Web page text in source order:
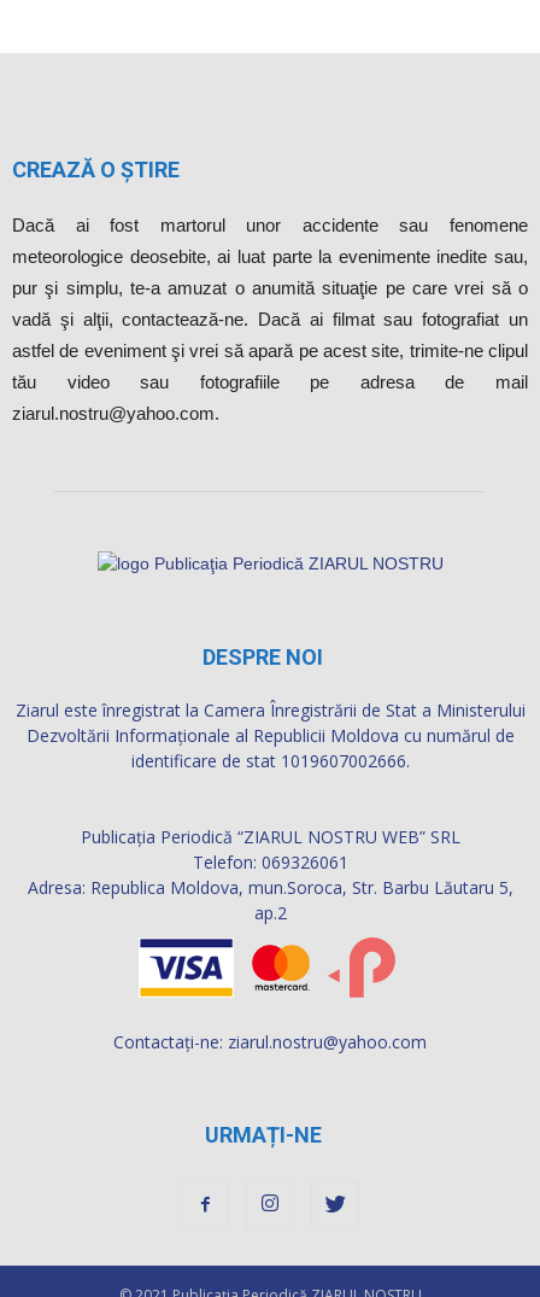
CREAZĂ O ȘTIRE
Dacă ai fost martorul unor accidente sau fenomene
meteorologice deosebite, ai luat parte la evenimente inedite sau,
pur şi simplu, te-a amuzat o anumită situaţie pe care vrei să o
vadă şi alţii, contactează-ne. Dacă ai filmat sau fotografiat un
astfel de eveniment şi vrei să apară pe acest site, trimite-ne clipul
tău video sau fotografiile pe adresa de mail
ziarul.nostru@yahoo.com.
DESPRE NOI
Ziarul este înregistrat la Camera Înregistrării de Stat a Ministerului
Dezvoltării Informaţionale al Republicii Moldova cu numărul de
identificare de stat 1019607002666.
Publicația Periodică “ZIARUL NOSTRU WEB” SRL
Telefon: 069326061
Adresa: Republica Moldova, mun.Soroca, Str. Barbu Lăutaru 5,
ap.2
Contactați-ne: ziarul.nostru@yahoo.com
URMAȚI-NE